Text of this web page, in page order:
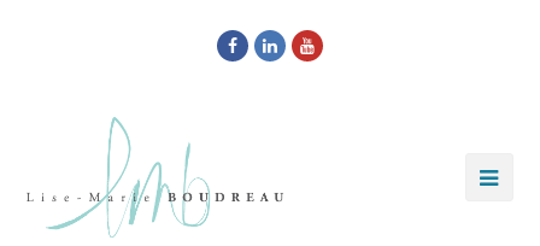
Facebook
LinkedInYoutube